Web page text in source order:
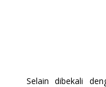
Selain dibekali